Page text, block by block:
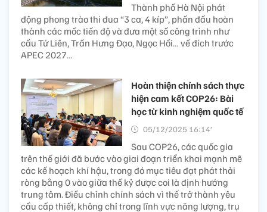
Thành phố Hà Nội phát
động phong trào thi đua “3 ca, 4 kíp”, phấn đấu hoàn
thành các mốc tiến độ và đưa một số công trình như
cầu Tứ Liên, Trần Hưng Đạo, Ngọc Hồi… về đích trước
APEC 2027…
Hoàn thiện chính sách thực
hiện cam kết COP26: Bài
học từ kinh nghiệm quốc tế
05/12/2025 16:14’
Sau COP26, các quốc gia
trên thế giới đã bước vào giai đoạn triển khai mạnh mẽ
các kế hoạch khí hậu, trong đó mục tiêu đạt phát thải
ròng bằng 0 vào giữa thế kỷ được coi là định hướng
trung tâm. Điều chỉnh chính sách vì thế trở thành yêu
cầu cấp thiết, không chỉ trong lĩnh vực năng lượng, trụ